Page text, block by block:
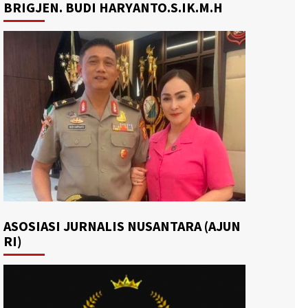
BRIGJEN. BUDI HARYANTO.S.IK.M.H
ASOSIASI JURNALIS NUSANTARA (AJUN
RI)